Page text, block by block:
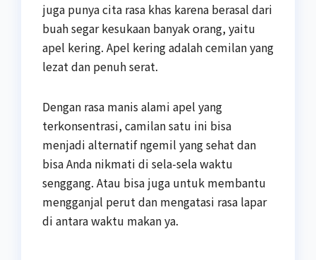
juga punya cita rasa khas karena berasal dari
buah segar kesukaan banyak orang, yaitu
apel kering. Apel kering adalah cemilan yang
lezat dan penuh serat.
Dengan rasa manis alami apel yang
terkonsentrasi, camilan satu ini bisa
menjadi alternatif ngemil yang sehat dan
bisa Anda nikmati di sela-sela waktu
senggang. Atau bisa juga untuk membantu
mengganjal perut dan mengatasi rasa lapar
di antara waktu makan ya.